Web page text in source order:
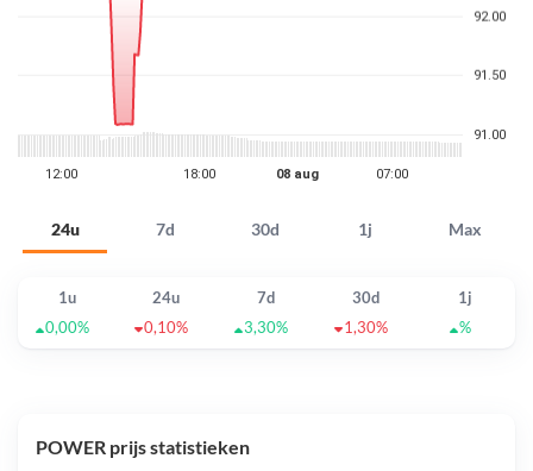
24u 7d 30d 1j Max
1u 24u 7d 30d
1j
0,00%
0,10% 3,30% 1,30% %
POWER prijs statistieken